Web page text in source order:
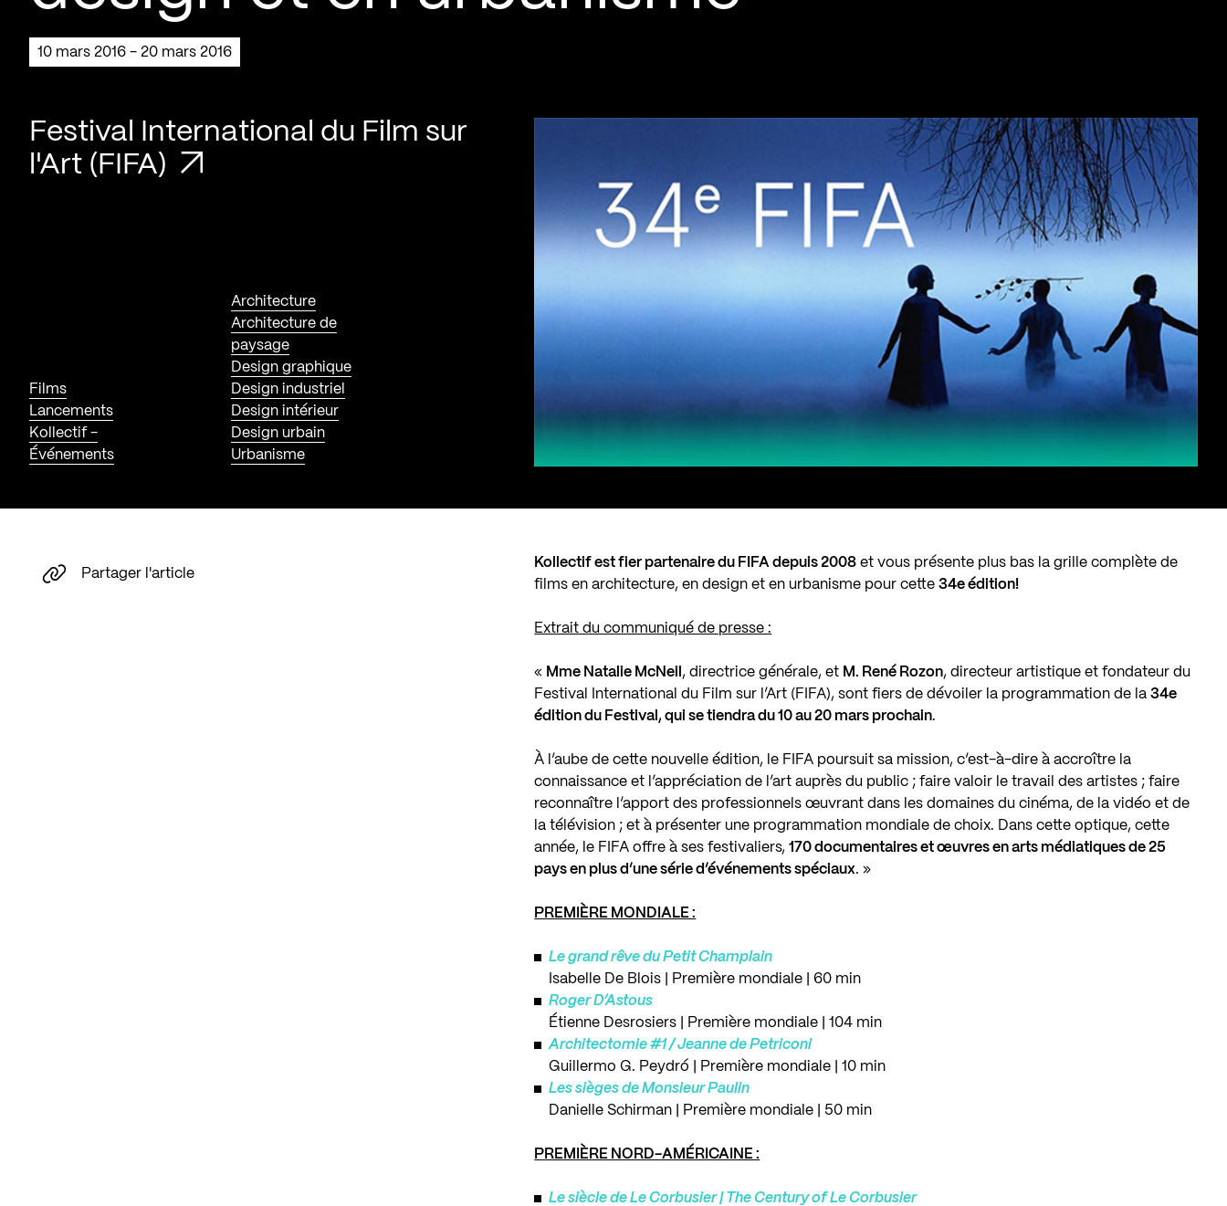
10 mars 2016 - 20 mars 2016
Festival International du Film sur
l'Art (FIFA)
Films
Lancements
Kollectif -
Événements
Architecture
Architecture de
paysage
Design graphique
Design industriel
Design intérieur
Design urbain
Urbanisme
Kollectif est fier partenaire du FIFA depuis 2008 et vous présente plus bas la grille complète de
films en architecture, en design et en urbanisme pour cette34e édition!
Extrait du communiqué de presse :
« Mme Natalie McNeil , directrice générale, et M. René Rozon, directeur artistique et fondateur du
Festival International du Film sur l’Art (FIFA), sont fiers de dévoiler la programmation de la34e
édition du Festival, qui se tiendra du 10 au 20 mars prochain.
À l’aube de cette nouvelle édition, le FIFA poursuit sa mission, c’est-à-dire à accroître la
connaissance et l’appréciation de l’art auprès du public ; faire valoir le travail des artistes ; faire
reconnaître l’apport des professionnels œuvrant dans les domaines du cinéma, de la vidéo et de
la télévision ; et à présenter une programmation mondiale de choix. Dans cette optique, cette
année, le FIFA offre à ses festivaliers,170 documentaires et œuvres en arts médiatiques de 25
pays en plus d’une série d’événements spéciaux. »
PREMIÈRE MONDIALE :
Le grand rêve du Petit Champlain
Isabelle De Blois | Première mondiale | 60 min
Roger D’Astous
Étienne Desrosiers | Première mondiale | 104 min
Architectomie #1 / Jeanne de Petriconi
Guillermo G. Peydró | Première mondiale | 10 min
Les sièges de Monsieur Paulin
Danielle Schirman | Première mondiale | 50 min
PREMIÈRE NORD-AMÉRICAINE :
Le siècle de Le Corbusier | The Century of Le Corbusier
Partager l'article